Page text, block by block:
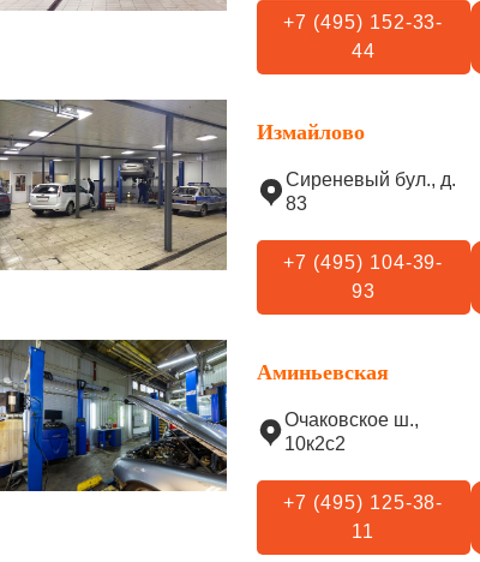
+7 (495) 152-33-
44
Измайлово
Сиреневый бул., д.
83
+7 (495) 104-39-
93
Аминьевская
Очаковское ш.,
10к2с2
+7 (495) 125-38-
11